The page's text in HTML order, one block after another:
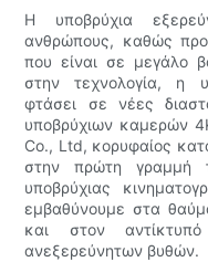
Η υποβρύχια
ανθρώπους, καθώς
που είναι σε μεγάλο
στην τεχνολογία, η
φτάσει σε νέες
υποβρύχιων καμερών
Co., Ltd, κορυφαίος
στην πρώτη γραμμή
υποβρύχιας
εμβαθύνουμε στα
και στον
ανεξερεύνητων βυθών.